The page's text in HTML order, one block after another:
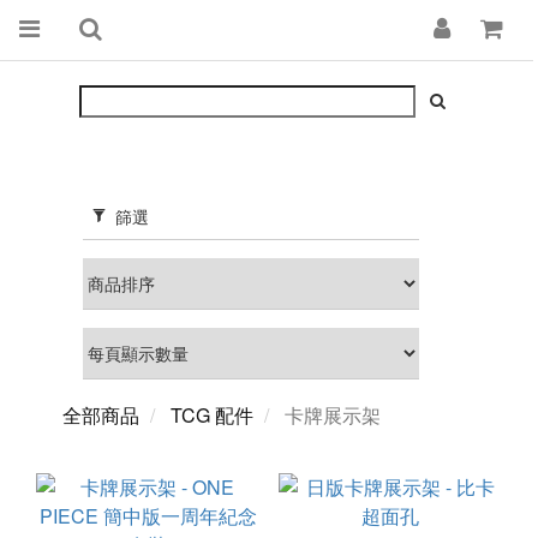
篩選
全部商品 TCG 配件 卡牌展示架